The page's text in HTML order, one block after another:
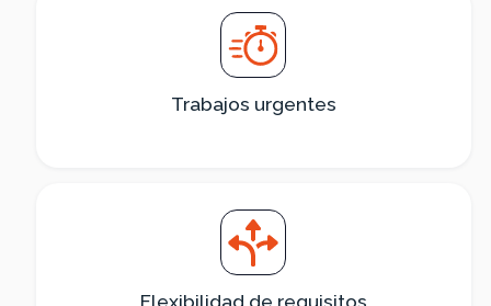
Trabajos urgentes